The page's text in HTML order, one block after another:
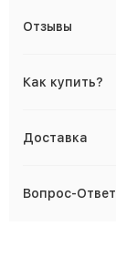
Отзывы
Как купить?
Доставка
Вопрос-Ответ